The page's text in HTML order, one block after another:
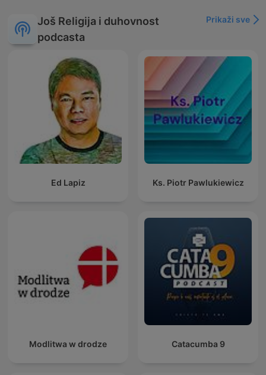
Još Religija i duhovnost
podcasta
Prikaži sve
Ed Lapiz Ks. Piotr Pawlukiewicz
Modlitwa w drodze Catacumba 9